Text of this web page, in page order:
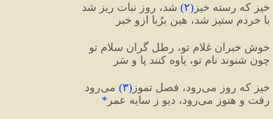
خیز که رسته خیز (۲) شد، روز نبات ریز شد
با خردم ستیز شد، هین بِرُبا ازو خبر
خوش خبران غلامِ تو، رطلِ گران سلامِ تو
چون شنوند نامِ تو، یاوه کنند پا و سَر
خیز که روز می‌رود، فصلِ تموز (۳) می‌رود
رفت و هنوز می‌رود، دیو ز سایه عمر
*